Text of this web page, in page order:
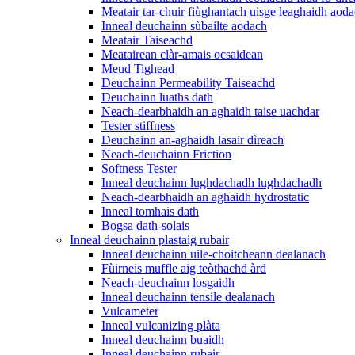
Meatair tar-chuir fiùghantach uisge leaghaidh
Inneal deuchainn sùbailte aodach
Meatair Taiseachd
Meatairean clàr-amais ocsaidean
Meud Tighead
Deuchainn Permeability Taiseachd
Deuchainn luaths dath
Neach-dearbhaidh an aghaidh taise uachdar
Tester stiffness
Deuchainn an-aghaidh lasair dìreach
Neach-deuchainn Friction
Softness Tester
Inneal deuchainn lughdachadh lughdachadh
Neach-dearbhaidh an aghaidh hydrostatic
Inneal tomhais dath
Bogsa dath-solais
Inneal deuchainn plastaig rubair
Inneal deuchainn uile-choitcheann dealanach
Fùirneis muffle aig teòthachd àrd
Neach-deuchainn losgaidh
Inneal deuchainn tensile dealanach
Vulcameter
Inneal vulcanizing plàta
Inneal deuchainn buaidh